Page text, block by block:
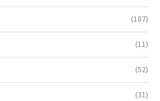
(187)
(11)
(52)
(31)